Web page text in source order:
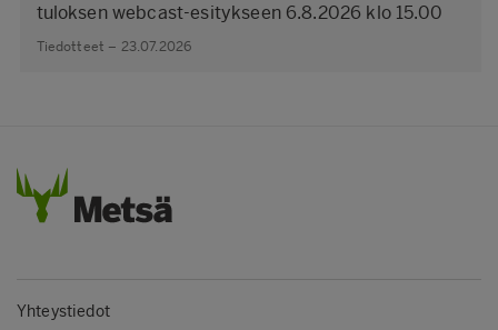
tuloksen webcast-esitykseen 6.8.2026 klo 15.00
Tiedotteet – 23.07.2026
Yhteystiedot